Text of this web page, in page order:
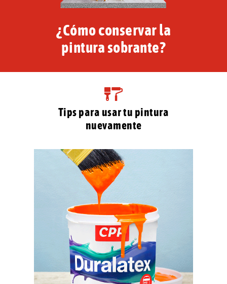
¿Cómo conservar la
pintura sobrante?
Tips para usar tu pintura
nuevamente